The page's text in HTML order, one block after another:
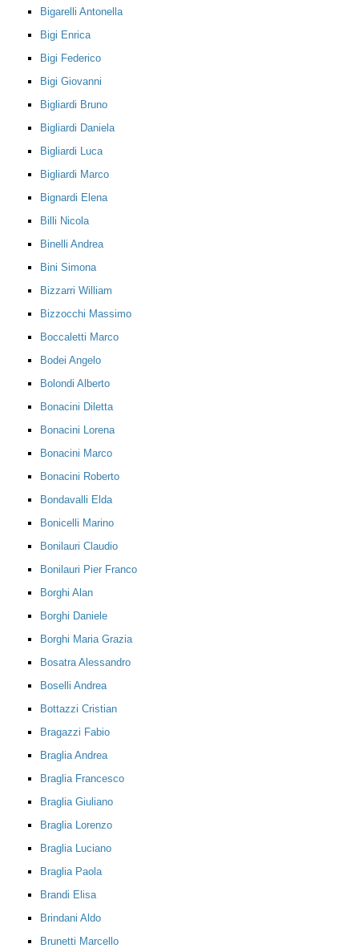
Bigarelli Antonella
Bigi Enrica
Bigi Federico
Bigi Giovanni
Bigliardi Bruno
Bigliardi Daniela
Bigliardi Luca
Bigliardi Marco
Bignardi Elena
Billi Nicola
Binelli Andrea
Bini Simona
Bizzarri William
Bizzocchi Massimo
Boccaletti Marco
Bodei Angelo
Bolondi Alberto
Bonacini Diletta
Bonacini Lorena
Bonacini Marco
Bonacini Roberto
Bondavalli Elda
Bonicelli Marino
Bonilauri Claudio
Bonilauri Pier Franco
Borghi Alan
Borghi Daniele
Borghi Maria Grazia
Bosatra Alessandro
Boselli Andrea
Bottazzi Cristian
Bragazzi Fabio
Braglia Andrea
Braglia Francesco
Braglia Giuliano
Braglia Lorenzo
Braglia Luciano
Braglia Paola
Brandi Elisa
Brindani Aldo
Brunetti Marcello